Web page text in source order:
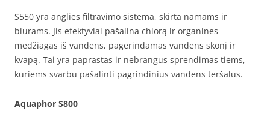
S550 yra anglies filtravimo sistema, skirta namams ir
biurams. Jis efektyviai pašalina chlorą ir organines
medžiagas iš vandens, pagerindamas vandens skonį ir
kvapą. Tai yra paprastas ir nebrangus sprendimas tiems,
kuriems svarbu pašalinti pagrindinius vandens teršalus.
Aquaphor S800